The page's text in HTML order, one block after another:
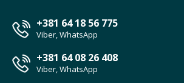
+381 64 18 56 775
Viber, WhatsApp
+381 64 08 26 408
Viber, WhatsApp